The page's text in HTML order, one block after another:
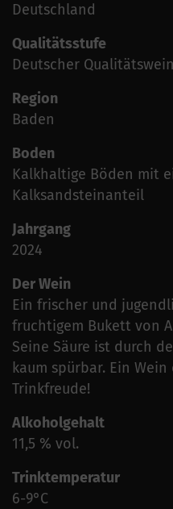
Deutschland
Qualitätsstufe
Deutscher Qualitätswein
Region
Baden
Boden
Kalkhaltige Böden mit
Kalksandsteinanteil
Jahrgang
2024
Der Wein
Ein frischer und
fruchtigem Bukett von
Seine Säure ist durch
kaum spürbar. Ein
Trinkfreude!
Alkoholgehalt
11,5 % vol.
Trinktemperatur
6-9°C